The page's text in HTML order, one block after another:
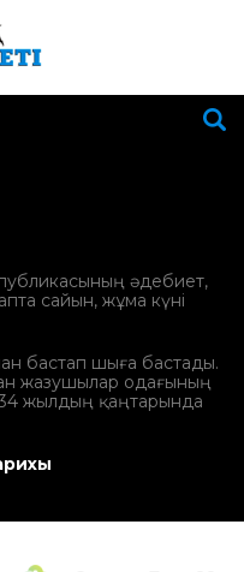
әдебиет,
сайын, жұма күні
бастап шыға бастады.
жазушылар одағының
жылдың қаңтарында